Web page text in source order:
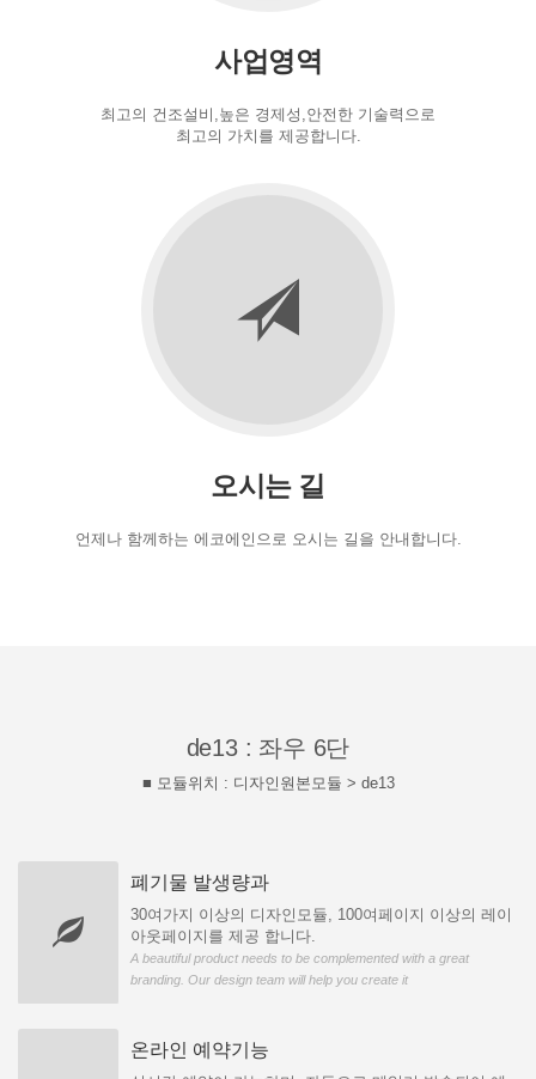
사업영역
최고의 건조설비,높은 경제성,안전한 기술력으로
최고의 가치를 제공합니다.
오시는 길
언제나 함께하는 에코에인으로 오시는 길을 안내합니다.
de13 : 좌우 6단
■ 모듈위치 : 디자인원본모듈 > de13
폐기물 발생량과
30여가지 이상의 디자인모듈, 100여페이지 이상의 레이
아웃페이지를 제공 합니다.
A beautiful product needs to be complemented with a great
branding. Our design team will help you create it
온라인 예약기능